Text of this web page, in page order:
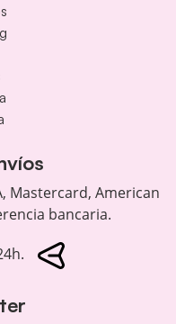
Mastercard, American
bancaria.